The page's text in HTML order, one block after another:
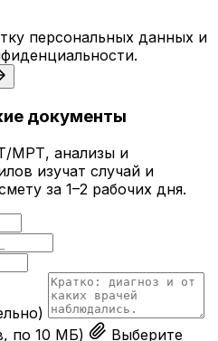
персональных данных и
.
документы
МРТ, анализы и
изучат случай и
за 1–2 рабочих дня.
по 10 МБ)
Выберите